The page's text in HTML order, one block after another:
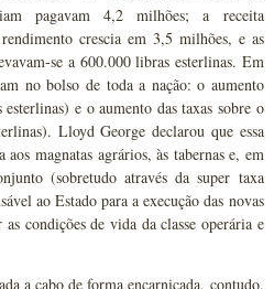
pagavam 4,2 milhões; a receita
crescia em 3,5 milhões, e as
se a 600.000 libras esterlinas. Em
no bolso de toda a nação: o aumento
e o aumento das taxas sobre o
Lloyd George declarou que essa
magnatas agrários, às tabernas e, em
(sobretudo através da super taxa
ao Estado para a execução das novas
condições de vida da classe operária e
a cabo de forma encarniçada, contudo,